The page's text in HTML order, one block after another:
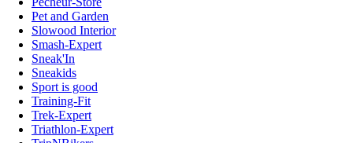
Pet and Garden
Slowood Interior
Smash-Expert
Sneak'In
Sneakids
Sport is good
Training-Fit
Trek-Expert
Triathlon-Expert